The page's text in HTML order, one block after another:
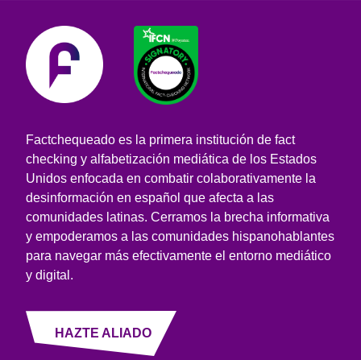
Factchequeado es la primera institución de fact
checking y alfabetización mediática de los Estados
Unidos enfocada en combatir colaborativamente la
desinformación en español que afecta a las
comunidades latinas. Cerramos la brecha informativa
y empoderamos a las comunidades hispanohablantes
para navegar más efectivamente el entorno mediático
y digital.
HAZTE ALIADO